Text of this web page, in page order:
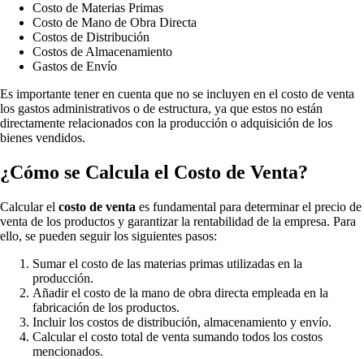
Costo de Materias Primas
Costo de Mano de Obra Directa
Costos de Distribución
Costos de Almacenamiento
Gastos de Envío
Es importante tener en cuenta que no se incluyen en el costo de venta
los gastos administrativos o de estructura, ya que estos no están
directamente relacionados con la producción o adquisición de los
bienes vendidos.
¿Cómo se Calcula el Costo de Venta?
Calcular el costo de venta es fundamental para determinar el precio de
venta de los productos y garantizar la rentabilidad de la empresa. Para
ello, se pueden seguir los siguientes pasos:
Sumar el costo de las materias primas utilizadas en la
producción.
Añadir el costo de la mano de obra directa empleada en la
fabricación de los productos.
Incluir los costos de distribución, almacenamiento y envío.
Calcular el costo total de venta sumando todos los costos
mencionados.